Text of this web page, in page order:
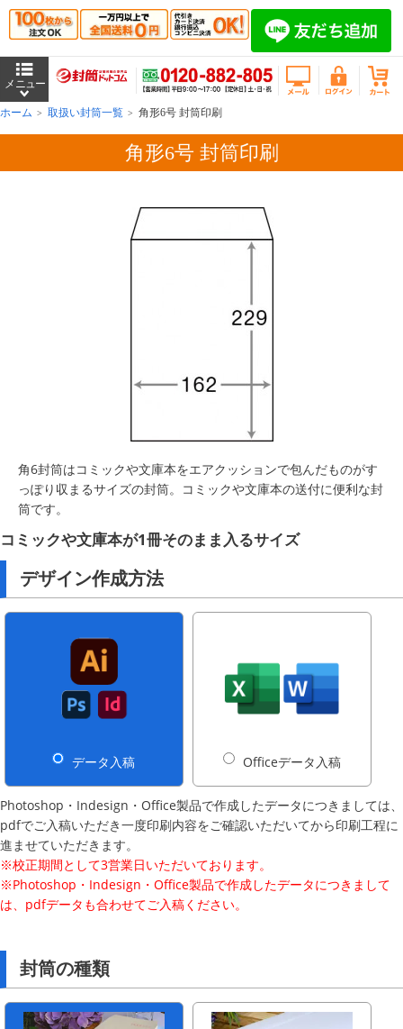
ホーム 取扱い封筒一覧 角形6号 封筒印刷
角形6号 封筒印刷
角6封筒はコミックや文庫本をエアクッションで包んだものがす
っぽり収まるサイズの封筒。コミックや文庫本の送付に便利な封
筒です。
コミックや文庫本が1冊そのまま入るサイズ
デザイン作成方法
データ入稿 Officeデータ入稿
Photoshop・Indesign・Office製品で作成したデータにつきましては、
pdfでご入稿いただき一度印刷内容をご確認いただいてから印刷工程に
進ませていただきます。
※校正期間として3営業日いただいております。
※Photoshop・Indesign・Office製品で作成したデータにつきまして
は、pdfデータも合わせてご入稿ください。
封筒の種類